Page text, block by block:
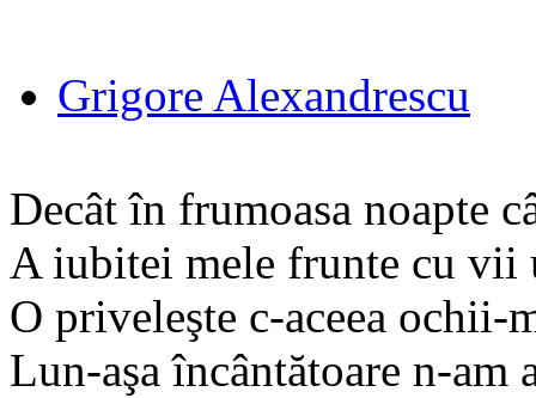
Grigore Alexandrescu
Decât în frumoasa noapte
A iubitei mele frunte cu vii
O priveleşte c-aceea ochii-
Lun-aşa încântătoare n-am